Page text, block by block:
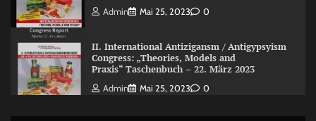
Admin Mai 25, 2023 0
II. International Antizigansm / Antigypsyism
Congress: „Theories, Models and
Praxis“ Taschenbuch – 22. März 2023
Admin Mai 25, 2023 0